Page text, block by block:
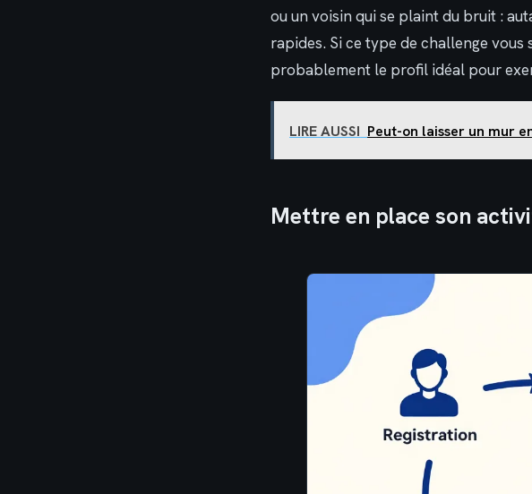
ou un voisin qui se plaint du bruit :
rapides. Si ce type de challenge vous
probablement le profil idéal pour
LIRE AUSSI Peut-on laisser un mur
Mettre en place son